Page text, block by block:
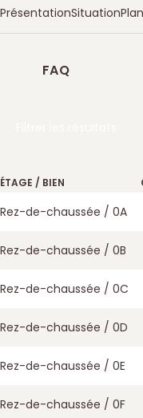
PrésentationSituation
FAQ
ÉTAGE / BIEN
Rez-de-chaussée / 0A
Rez-de-chaussée / 0B
Rez-de-chaussée / 0C
Rez-de-chaussée / 0D
Rez-de-chaussée / 0E
Rez-de-chaussée / 0F